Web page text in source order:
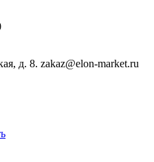
д. 8. zakaz@elon-market.ru